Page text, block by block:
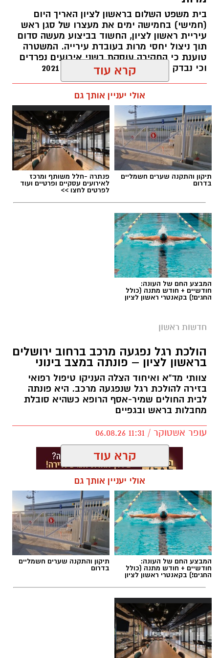
בית משפט השלום בראשון לציון האריך היום
(חמישי) בחמישה ימים את מעצרו של סגן ראש
עיריית ראשון לציון, החשוד בביצוע מעשה סדום
תוך ניצול יחסי מרות בעובדת עירייה. המשטרה
טוענת כי החקירה עוסקת בשני אירועים נפרדים
וכי נבדק חשד למקרים נוספים משנת 2021
תגים:הטרדה מינית, מעצר סגן ראש עיריית ראשון
לציון
מעצר חשוד
בית משפט השלום בראשון לציון האריך היום
(חמישי) בחמישה ימים את מעצרו של סגן ראש
עיריית ראשון לציון, שנעצר אתמול במסגרת חקירה
של יחידת ההונאה במחוז מרכז, בחשד לביצוע
מעשה סדום תוך ניצול יחסי מרות בעובדת בעירייה.
החקירה נפתחה בעקבות תלונה שהגישה העובדת,
המתייחסת לשני מקרים שונים. במשטרה בודקים
החל משנת 2021, ובכוונתם לערוך עימות בין החשוד
לבין המתלוננת.
לפי המשטרה, החקירה מתנהלת זה כחודשיים
והועברה מתחנת ראשון לציון ליחידת ההונאה
המרכזית. לאחר תקופה של חקירה סמויה הפכה
החקירה לגלויה, והחשוד נעצר והובא לבית
המשפט. במקביל ביקשה המשטרה להתיר את
פרסום שמו, במטרה לאפשר לנפגעות נוספות, ככל
שישנן, לפנות ולהגיש תלונה.
במהלך הדיון ביקשה המשטרה להאריך את המעצר
בשמונה ימים. נציג המשטרה ציין כי החשדות
מבוססים על תלונה שהתקבלה בתחילת השבוע,
קרא עוד
אולי יעניין אותך גם
תיקון והתקנה שערים חשמליים
בדרום
פנתרה -חלל משותף ומרכז
לאירועים עסקיים ופרטיים ועוד
לפרטים לחצו >>
המבצע החם של העונה:
חודשיים + חודש מתנה (כולל
החגים!) בקאנטרי ראשון לציון
חדשות ראשון
הולכת רגל נפגעה מרכב ברחוב ירושלים
בראשון לציון – פונתה במצב בינוני
צוותי מד"א ואיחוד הצלה העניקו טיפול רפואי
בזירה להולכת רגל שנפגעה מרכב. היא פונתה
לבית החולים שמיר-אסף הרופא כשהיא סובלת
מחבלות בראש ובגפיים
עופר אשטוקר / 11:31 06.08.26
תגים:תאונת דרכים בראשון לציון
קרא עוד
אולי יעניין אותך גם
המבצע החם של העונה:
חודשיים + חודש מתנה (כולל
החגים!) בקאנטרי ראשון לציון
תיקון והתקנה שערים חשמליים
בדרום